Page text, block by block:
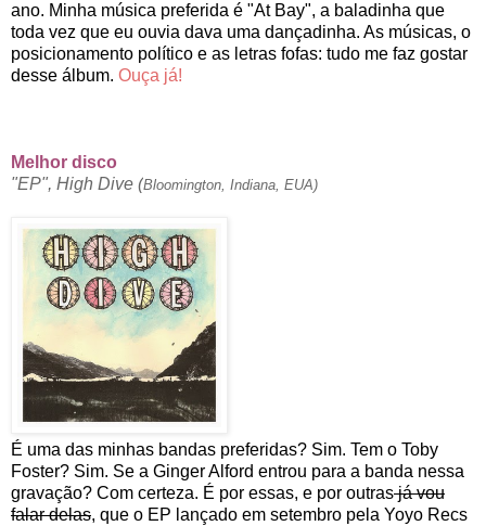
ano. Minha música preferida é "At Bay", a baladinha que
toda vez que eu ouvia dava uma dançadinha. As músicas, o
posicionamento político e as letras fofas: tudo me faz gostar
desse álbum. Ouça já!
Melhor disco
"EP", High Dive (Bloomington, Indiana, EUA)
É uma das minhas bandas preferidas? Sim. Tem o Toby
Foster? Sim. Se a Ginger Alford entrou para a banda nessa
gravação? Com certeza. É por essas, e por outrasjá vou
falar delas, que o EP lançado em setembro pela Yoyo Recs